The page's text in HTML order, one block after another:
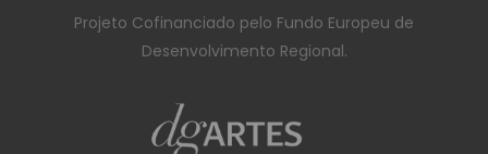
Projeto Cofinanciado pelo Fundo Europeu de
Desenvolvimento Regional.